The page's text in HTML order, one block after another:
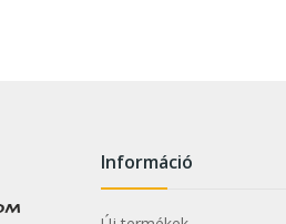
Információ